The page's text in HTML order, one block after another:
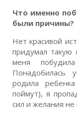
Что именно
были причины?
Нет красивой
придумал такую
меня
Понадобилась
родила
поймут), я
сил и желания не